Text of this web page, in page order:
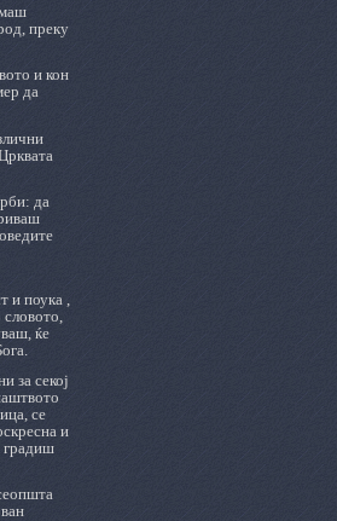
преку
и кон
да
да
и поука ,
ќе
за секој
се
и
градиш